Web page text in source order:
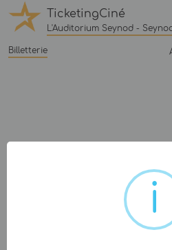
TicketingCiné
L'Auditorium Seynod -
Billetterie